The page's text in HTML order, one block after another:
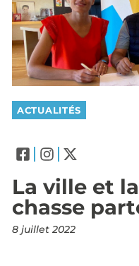
ACTUALITÉS
La ville et
chasse
8 juillet 2022